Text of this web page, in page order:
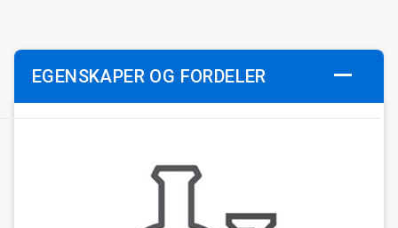
EGENSKAPER OG FORDELER